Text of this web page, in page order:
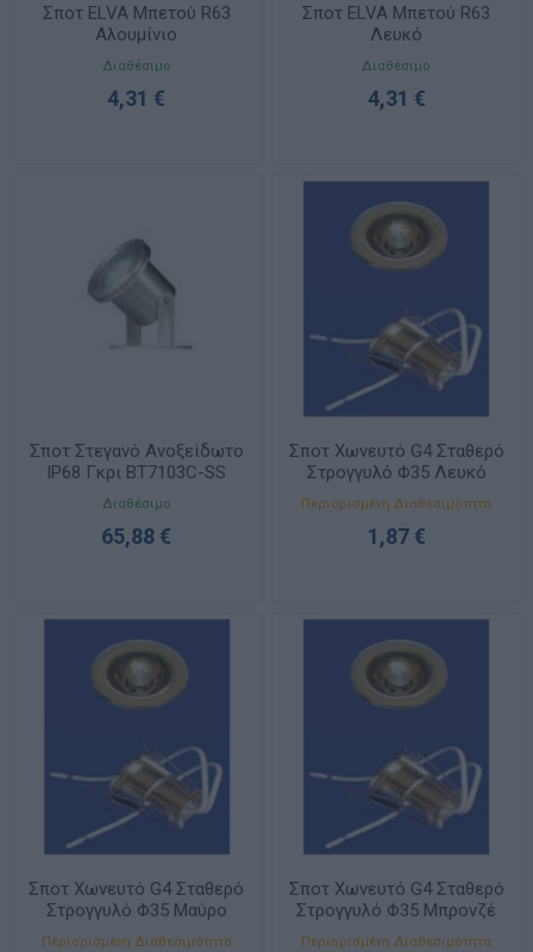
Σποτ ELVA Μπετού R63
Αλουμίνιο
Διαθέσιμο
4,31 €
Σποτ ELVA Μπετού R63
Λευκό
Διαθέσιμο
4,31 €
Σποτ Στεγανό Ανοξείδωτο
IP68 Γκρι BT7103C-SS
Διαθέσιμο
65,88 €
Σποτ Χωνευτό G4 Σταθερό
Στρογγυλό Φ35 Λευκό
11350003
Περιορισμένη Διαθεσιμότητα
1,87 €
Σποτ Χωνευτό G4 Σταθερό
Στρογγυλό Φ35 Μαύρο
11350006
Περιορισμένη Διαθεσιμότητα
Σποτ Χωνευτό G4 Σταθερό
Στρογγυλό Φ35 Μπρονζέ
Αντικέ 11350007
Περιορισμένη Διαθεσιμότητα